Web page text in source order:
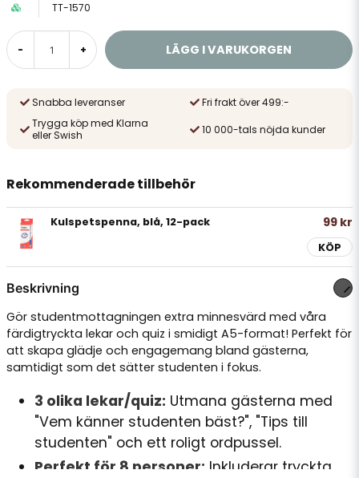
TT-1570
- + LÄGG I VARUKORGEN
Snabba leveranser
Fri frakt över 499:-
Trygga köp med Klarna
eller Swish
10 000-tals nöjda kunder
Rekommenderade tillbehör
Kulspetspenna, blå, 12-pack 99 kr
KÖP
Beskrivning
Gör studentmottagningen extra minnesvärd med våra
färdigtryckta lekar och quiz i smidigt A5-format! Perfekt för
att skapa glädje och engagemang bland gästerna,
samtidigt som det sätter studenten i fokus.
3 olika lekar/quiz: Utmana gästerna med
"Vem känner studenten bäst?", "Tips till
studenten" och ett roligt ordpussel.
Perfekt för 8 personer: Inkluderar tryckta